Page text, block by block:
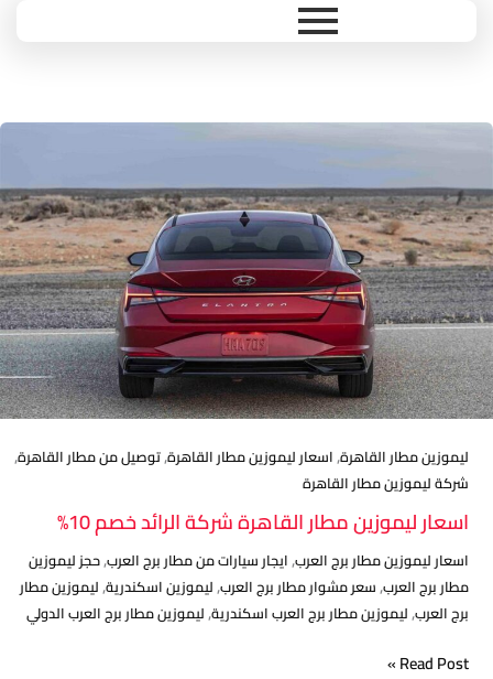
ليموزين مطار القاهرة,اسعار ليموزين مطار القاهرة,توصيل من مطار القاهرة,
شركة ليموزين مطار القاهرة
اسعار ليموزين مطار القاهرة شركة الرائد خصم 10%
اسعار ليموزين مطار برج العرب,ايجار سيارات من مطار برج العرب,حجز ليموزين
مطار برج العرب,سعر مشوار مطار برج العرب,ليموزين اسكندرية,ليموزين مطار
برج العرب,ليموزين مطار برج العرب اسكندرية,ليموزين مطار برج العرب الدولي
مطار
القاهرة
شركة
الرائد
خصم
10%
Read Post »